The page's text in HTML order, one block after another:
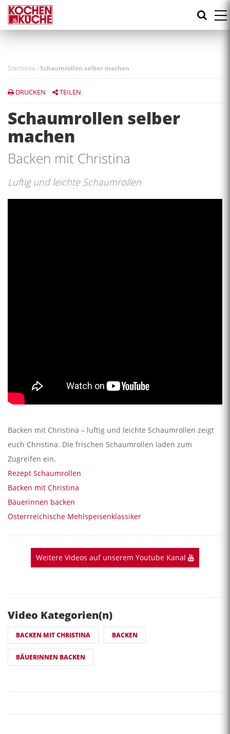
Direkt
zum
Inhalt
Startseite -Schaumrollen selber machen
DRUCKEN TEILEN
Schaumrollen selber
machen
Backen mit Christina
Luftig und leichte Schaumrollen
Backen mit Christina – luftig und leichte Schaumrollen zeigt
euch Christina. Die frischen Schaumrollen laden zum
Zugreifen ein.
Rezept Schaumrollen
Backen mit Christina
Bäuerinnen backen
Österrreichische Mehlspeisenklassiker
Weitere Videos auf unserem Youtube Kanal
Video Kategorien(n)
BACKEN MIT CHRISTINA BACKEN
BÄUERINNEN BACKEN